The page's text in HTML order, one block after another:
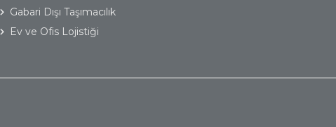
Gabari Dışı Taşımacılık
Ev ve Ofis Lojistiği